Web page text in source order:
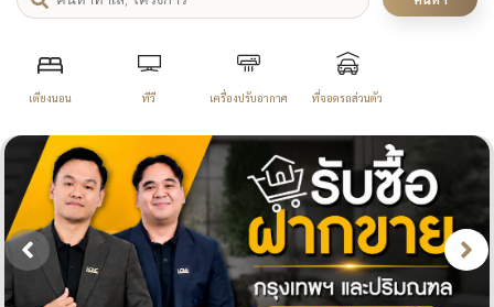
เตียงนอน ทีวี เครื่องปรับอากาศ ที่จอดรถส่วนตัว